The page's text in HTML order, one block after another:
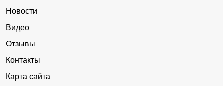
Новости
Видео
Отзывы
Контакты
Карта сайта